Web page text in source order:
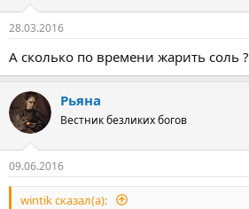
28.03.2016
А сколько по времени жарить соль ?
Рьяна
Вестник безликих богов
09.06.2016
wintik сказал(а):